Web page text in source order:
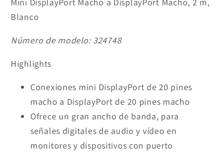
Mini DisplayPort Macho a DisplayPort Macho, 2 m,
Blanco
Número de modelo: 324748
Highlights
Conexiones mini DisplayPort de 20 pines
macho a DisplayPort de 20 pines macho
Ofrece un gran ancho de banda, para
señales digitales de audio y vídeo en
monitores y dispositivos con puerto